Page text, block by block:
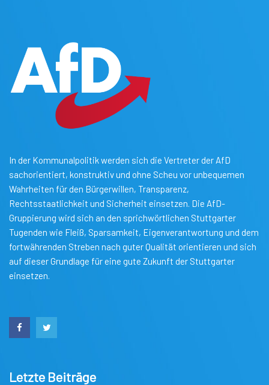
In der Kommunalpolitik werden sich die Vertreter der AfD
sachorientiert, konstruktiv und ohne Scheu vor unbequemen
Wahrheiten für den Bürgerwillen, Transparenz,
Rechtsstaatlichkeit und Sicherheit einsetzen. Die AfD-
Gruppierung wird sich an den sprichwörtlichen Stuttgarter
Tugenden wie Fleiß, Sparsamkeit, Eigenverantwortung und dem
fortwährenden Streben nach guter Qualität orientieren und sich
auf dieser Grundlage für eine gute Zukunft der Stuttgarter
einsetzen.
Letzte Beiträge